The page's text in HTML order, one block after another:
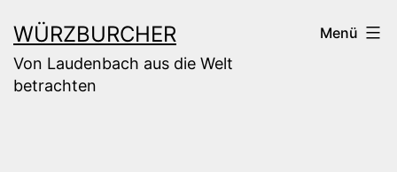
Inhalt
springen
WÜRZBURCHER
Von Laudenbach aus die Welt
betrachten
Menü